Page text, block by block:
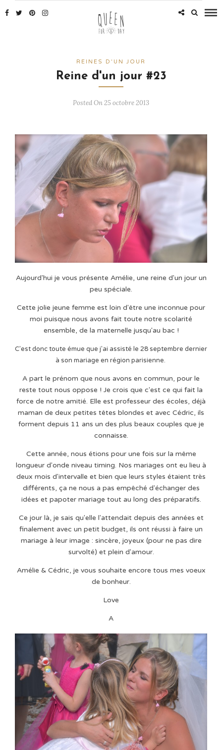
REINES D'UN JOUR
Reine d'un jour #23
Posted On 25 octobre 2013
Aujourd'hui je vous présente Amélie, une reine d'un jour un
peu spéciale.
Cette jolie jeune femme est loin d'être une inconnue pour
moi puisque nous avons fait toute notre scolarité
ensemble, de la maternelle jusqu'au bac !
C'est donc toute émue que j'ai assisté le 28 septembre dernier
à son mariage en région parisienne.
A part le prénom que nous avons en commun, pour le
reste tout nous oppose ! Je crois que c'est ce qui fait la
force de notre amitié. Elle est professeur des écoles, déjà
maman de deux petites têtes blondes et avec Cédric, ils
forment depuis 11 ans un des plus beaux couples que je
connaisse.
Cette année, nous étions pour une fois sur la même
longueur d'onde niveau timing. Nos mariages ont eu lieu à
deux mois d'intervalle et bien que leurs styles étaient très
différents, ça ne nous a pas empêché d'échanger des
idées et papoter mariage tout au long des préparatifs.
Ce jour là, je sais qu'elle l'attendait depuis des années et
finalement avec un petit budget, ils ont réussi à faire un
mariage à leur image : sincère, joyeux (pour ne pas dire
survolté) et plein d'amour.
Amélie & Cédric, je vous souhaite encore tous mes voeux
de bonheur.
Love
A